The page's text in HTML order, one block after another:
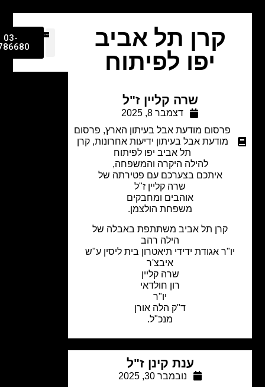
קרן תל אביב
יפו לפיתוח
שרה קליין ז"ל
דצמבר 8, 2025
פרסום מודעת אבל בעיתון הארץ,פרסום
מודעת אבל בעיתון ידיעות אחרונות,קרן
תל אביב יפו לפיתוח
להילה היקרה והמשפחה,
איתכם בצערכם עם פטירתה של
שרה קליין ז"ל
אוהבים ומחבקים
משפחת הולצמן.
קרן תל אביב משתתפת באבלה של
הילה רהב
אגודת ידידי תיאטרון בית ליסין ע"ש
שרה קליין
רון חולדאי
ד"ק הלה אורן
ענת קינן ז"ל
נובמבר 30, 2025
03-
9786680